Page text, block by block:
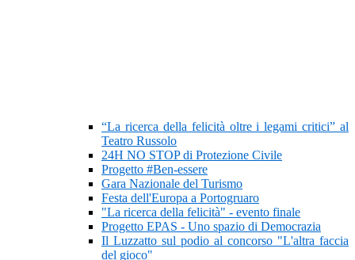
“La ricerca della felicità oltre i legami critici” al
Teatro Russolo
24H NO STOP di Protezione Civile
Progetto #Ben-essere
Gara Nazionale del Turismo
Festa dell'Europa a Portogruaro
"La ricerca della felicità" - evento finale
Progetto EPAS - Uno spazio di Democrazia
Il Luzzatto sul podio al concorso "L'altra faccia
del gioco"